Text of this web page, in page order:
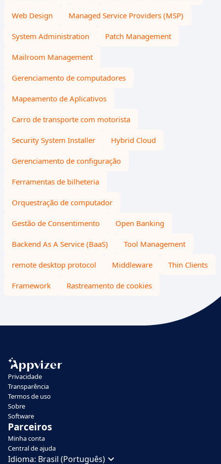
Web Design Managed Service Providers (MSP)
System Administration Patch Management
Mailroom Management
Gerenciamento de computadores
Mapeamento de Aplicativos
Carro de transporte com motorista
Security System Installer Hybrid Cloud
Gerenciamento de configuração
Ferramentas de bilheteria
Orquestração de computador
Gestão de Consentimento Open Banking
Backend As A Service (BaaS) Tool Management
remote desktop protocol Middleware Thin Clients
Framework Rastreamento de cookies
Privacidade
Transparência
Termos de uso
Sobre
Software
Parceiros
Minha conta
Central de ajuda
Idioma: Brasil (Português)